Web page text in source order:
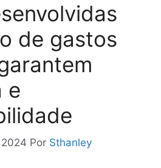
de gastos
e
Por Sthanley